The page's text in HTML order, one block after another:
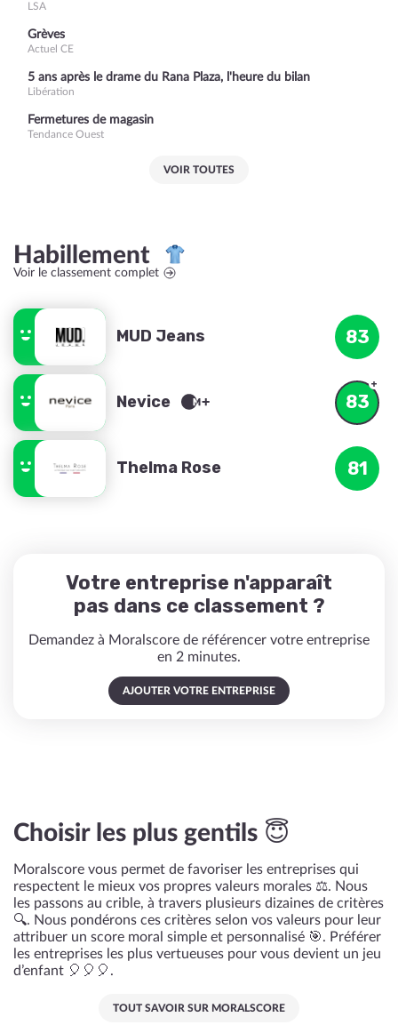
LSA
Grèves
Actuel CE
5 ans après le drame du Rana Plaza, l'heure du bilan
Libération
Fermetures de magasin
Tendance Ouest
VOIR TOUTES
Habillement
Voir le classement complet
MUD Jeans 83
Nevice 83
Thelma Rose 81
Votre entreprise n'apparaît
pas dans ce classement ?
Demandez à Moralscore de référencer votre entreprise
en 2 minutes.
AJOUTER VOTRE ENTREPRISE
Choisir les plus gentils 😇
Moralscore vous permet de favoriser les entreprises qui
respectent le mieux vos propres valeurs morales ⚖️. Nous
les passons au crible, à travers plusieurs dizaines de critères
🔍. Nous pondérons ces critères selon vos valeurs pour leur
attribuer un score moral simple et personnalisé 🎯. Préférer
les entreprises les plus vertueuses pour vous devient un jeu
d’enfant 🎈🎈🎈.
TOUT SAVOIR SUR MORALSCORE